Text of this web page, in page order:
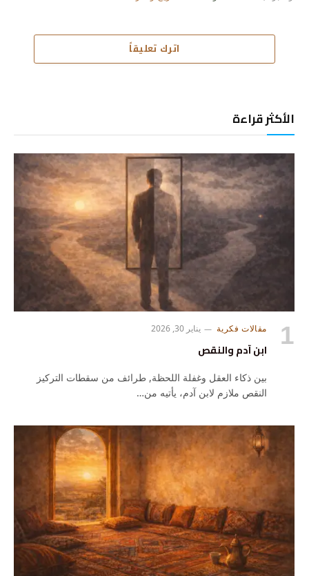
اترك تعليقاً
الأكثر قراءة
مقالات فكرية يناير 30, 2026
ابن آدم والنقص
بين ذكاء العقل وغفلة اللحظة, طرائف من سقطات التركيز
النقص ملازم لابن آدم، يأتيه من…